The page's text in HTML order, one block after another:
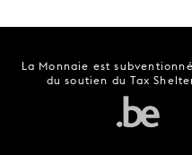
La Monnaie est
du soutien du Tax